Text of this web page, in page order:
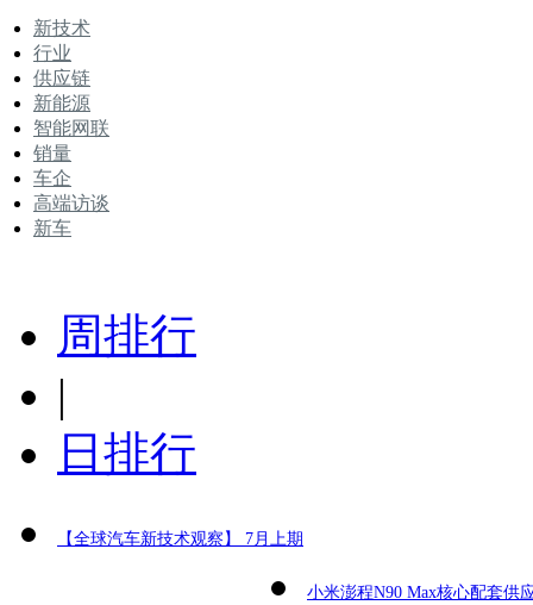
新技术
行业
供应链
新能源
智能网联
销量
车企
高端访谈
新车
周排行
|
日排行
【全球汽车新技术观察】 7月上期
小米澎程N90 Max核心配套供